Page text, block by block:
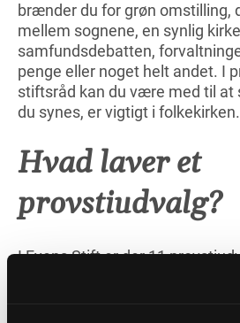
brænder du for grøn omstilling,
mellem sognene, en synlig
samfundsdebatten,
penge eller noget helt andet. I
stiftsråd kan du være med til
du synes, er vigtigt i folkekirken.
Hvad laver et
provstiudvalg?
I Fyens Stift er der 11
Ærø Provsti har nemlig to